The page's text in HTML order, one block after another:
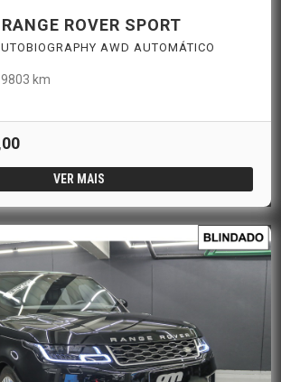
RANGE ROVER SPORT
AWD AUTOMÁTICO
9803 km
VER MAIS